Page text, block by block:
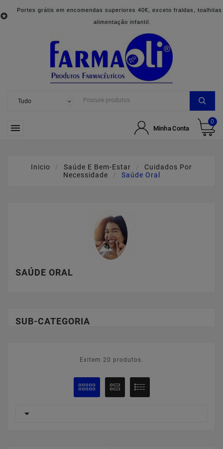

Portes grátis em encomendas superiores 40€, exceto fraldas, toalhitas
alimentação infantil.
 Minha Conta
0
Inicio Saúde E Bem-Estar
Cuidados Por
Necessidade
Saúde Oral
SAÚDE ORAL
SUB-CATEGORIA
Exitem 20 produtos.
